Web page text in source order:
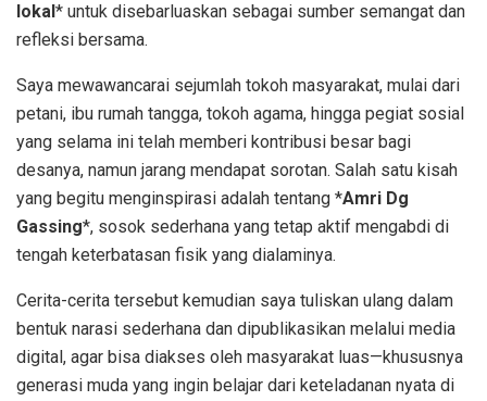
lokal* untuk disebarluaskan sebagai sumber semangat dan
refleksi bersama.
Saya mewawancarai sejumlah tokoh masyarakat, mulai dari
petani, ibu rumah tangga, tokoh agama, hingga pegiat sosial
yang selama ini telah memberi kontribusi besar bagi
desanya, namun jarang mendapat sorotan. Salah satu kisah
yang begitu menginspirasi adalah tentang *Amri Dg
Gassing*, sosok sederhana yang tetap aktif mengabdi di
tengah keterbatasan fisik yang dialaminya.
Cerita-cerita tersebut kemudian saya tuliskan ulang dalam
bentuk narasi sederhana dan dipublikasikan melalui media
digital, agar bisa diakses oleh masyarakat luas—khususnya
generasi muda yang ingin belajar dari keteladanan nyata di